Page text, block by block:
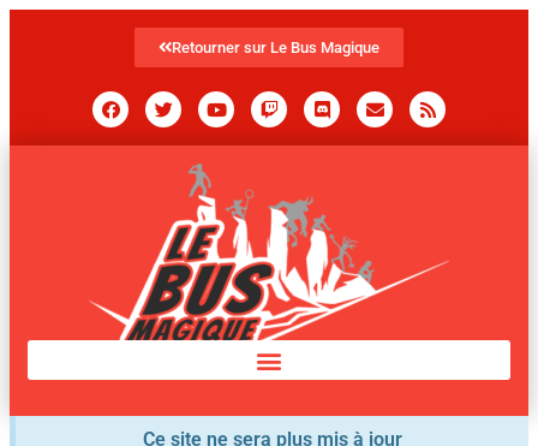
Retourner sur Le Bus Magique
Ce site ne sera plus mis à jour